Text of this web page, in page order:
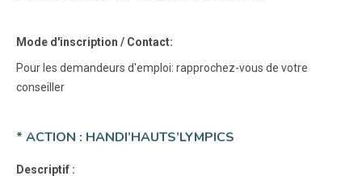
Mode d'inscription / Contact:
Pour les demandeurs d'emploi: rapprochez-vous de votre
conseiller
* ACTION : HANDI’HAUTS’LYMPICS
Descriptif :